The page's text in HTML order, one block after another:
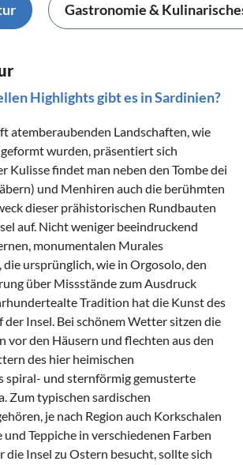
Gastronomie &
Highlights gibt es in Sardinien?
atemberaubenden Landschaften, wie
wurden, präsentiert sich
Kulisse findet man neben den Tombe dei
und Menhiren auch die berühmten
dieser prähistorischen Rundbauten
auf. Nicht weniger beeindruckend
monumentalen Murales
die ursprünglich, wie in Orgosolo, den
über Missstände zum Ausdruck
Tradition hat die Kunst des
Insel. Bei schönem Wetter sitzen die
vor den Häusern und flechten aus den
des hier heimischen
spiral- und sternförmig gemusterte
Zum typischen sardischen
je nach Region auch Korkschalen
Teppiche in verschiedenen Farben
die Insel zu Ostern besucht, sollte sich